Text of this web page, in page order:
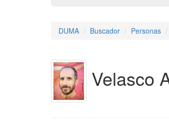
DUMA Buscador Personas
Velasco